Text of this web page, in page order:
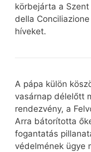
körbejárta a
della
híveket.
A pápa külön
vasárnap délelőtt
rendezvény, a
Arra bátorította
fogantatás
védelmének ügye